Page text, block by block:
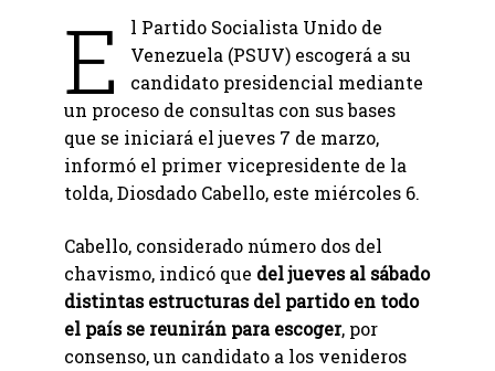
E
l Partido Socialista Unido de
Venezuela (PSUV) escogerá a su
candidato presidencial mediante
un proceso de consultas con sus bases
que se iniciará el jueves 7 de marzo,
informó el primer vicepresidente de la
tolda, Diosdado Cabello, este miércoles 6.
Cabello, considerado número dos del
chavismo, indicó que del jueves al sábado
distintas estructuras del partido en todo
el país se reunirán para escoger, por
consenso, un candidato a los venideros